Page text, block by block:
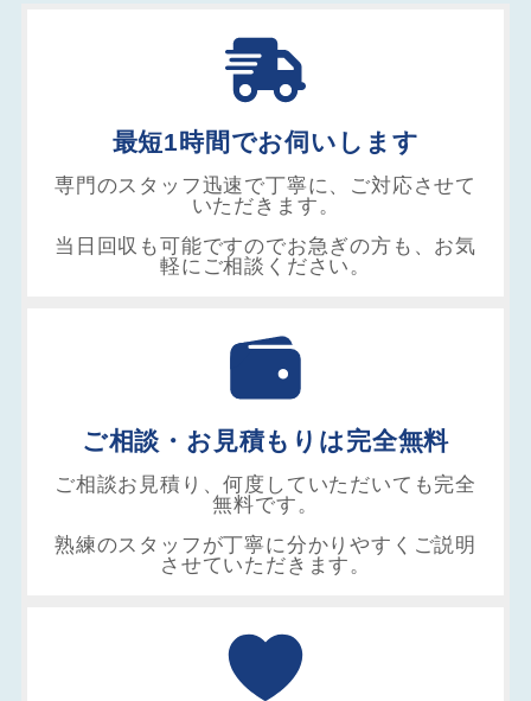
最短1時間でお伺いします
専門のスタッフ迅速で丁寧に、ご対応させて
いただきます。
当日回収も可能ですのでお急ぎの方も、お気
軽にご相談ください。
ご相談・お見積もりは完全無料
ご相談お見積り、何度していただいても完全
無料です。
熟練のスタッフが丁寧に分かりやすくご説明
させていただきます。